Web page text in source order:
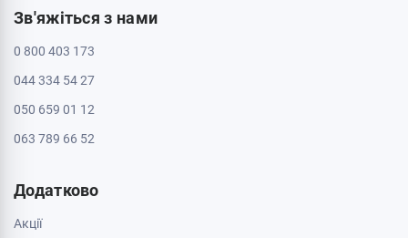
Зв'яжіться з нами
0 800 403 173
044 334 54 27
050 659 01 12
063 789 66 52
Додатково
Акції